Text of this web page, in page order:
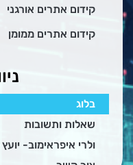
קידום אתרים אורגני
קידום אתרים ממומן
בלוג
שאלות ותשובות
ולרי איפראימוב-